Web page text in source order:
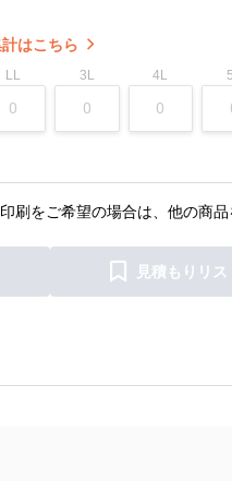
はこちら
LL 3L 4L
刷をご希望の場合は、他の商品
見積もりリ